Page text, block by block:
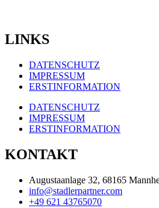
LINKS
DATENSCHUTZ
IMPRESSUM
ERSTINFORMATION
DATENSCHUTZ
IMPRESSUM
ERSTINFORMATION
KONTAKT
Augustaanlage 32, 68165
info@stadlerpartner.com
+49 621 43765070